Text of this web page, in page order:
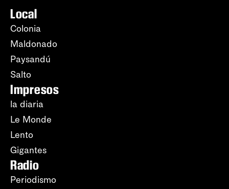
Local
Colonia
Maldonado
Paysandú
Salto
Impresos
la diaria
Le Monde
Lento
Gigantes
Radio
Periodismo